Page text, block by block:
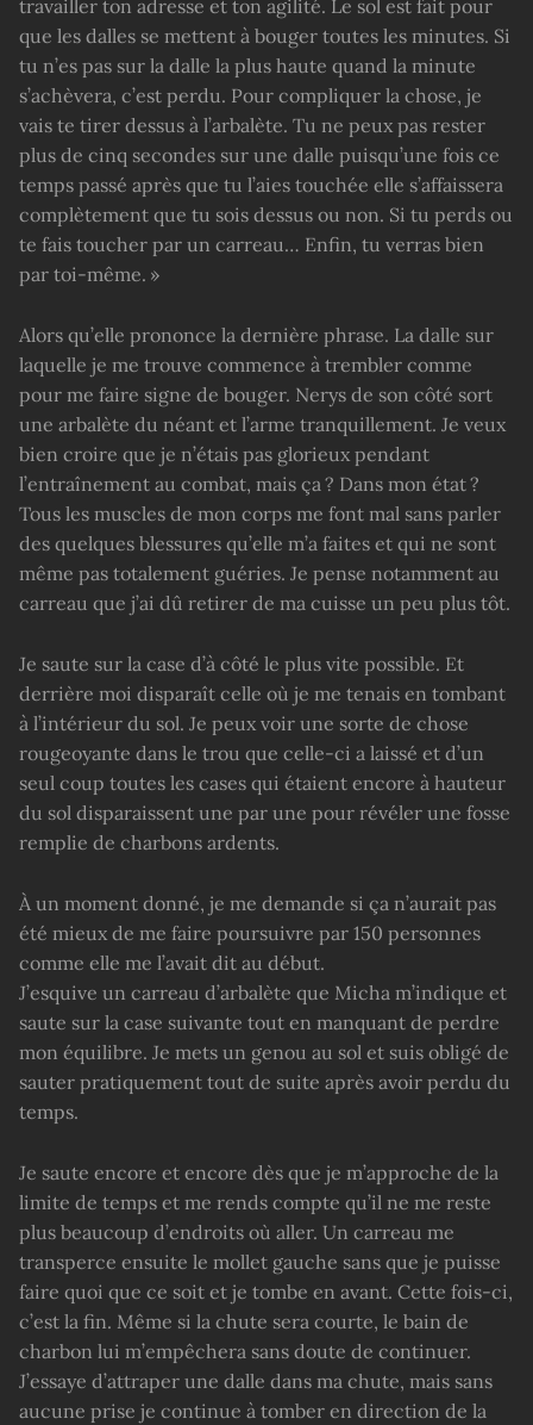
travailler ton adresse et ton agilité. Le sol est fait pour
que les dalles se mettent à bouger toutes les minutes. Si
tu n’es pas sur la dalle la plus haute quand la minute
s’achèvera, c’est perdu. Pour compliquer la chose, je
vais te tirer dessus à l’arbalète. Tu ne peux pas rester
plus de cinq secondes sur une dalle puisqu’une fois ce
temps passé après que tu l’aies touchée elle s’affaissera
complètement que tu sois dessus ou non. Si tu perds ou
te fais toucher par un carreau… Enfin, tu verras bien
par toi-même. »
Alors qu’elle prononce la dernière phrase. La dalle sur
laquelle je me trouve commence à trembler comme
pour me faire signe de bouger. Nerys de son côté sort
une arbalète du néant et l’arme tranquillement. Je veux
bien croire que je n’étais pas glorieux pendant
l’entraînement au combat, mais ça ? Dans mon état ?
Tous les muscles de mon corps me font mal sans parler
des quelques blessures qu’elle m’a faites et qui ne sont
même pas totalement guéries. Je pense notamment au
carreau que j’ai dû retirer de ma cuisse un peu plus tôt.
Je saute sur la case d’à côté le plus vite possible. Et
derrière moi disparaît celle où je me tenais en tombant
à l’intérieur du sol. Je peux voir une sorte de chose
rougeoyante dans le trou que celle-ci a laissé et d’un
seul coup toutes les cases qui étaient encore à hauteur
du sol disparaissent une par une pour révéler une fosse
remplie de charbons ardents.
À un moment donné, je me demande si ça n’aurait pas
été mieux de me faire poursuivre par 150 personnes
comme elle me l’avait dit au début.
J’esquive un carreau d’arbalète que Micha m’indique et
saute sur la case suivante tout en manquant de perdre
mon équilibre. Je mets un genou au sol et suis obligé de
sauter pratiquement tout de suite après avoir perdu du
temps.
Je saute encore et encore dès que je m’approche de la
limite de temps et me rends compte qu’il ne me reste
plus beaucoup d’endroits où aller. Un carreau me
transperce ensuite le mollet gauche sans que je puisse
faire quoi que ce soit et je tombe en avant. Cette fois-ci,
c’est la fin. Même si la chute sera courte, le bain de
charbon lui m’empêchera sans doute de continuer.
J’essaye d’attraper une dalle dans ma chute, mais sans
aucune prise je continue à tomber en direction de la